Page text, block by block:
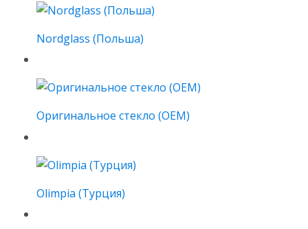
Nordglass (Польша)
Оригинальное стекло (OEM)
Olimpia (Турция)